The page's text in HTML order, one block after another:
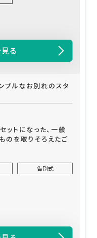
る
プルなお別れのスタ
ットになった、一般
のを取りそろえたご
告別式